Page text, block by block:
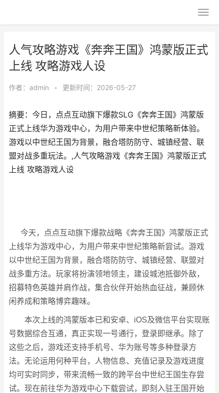
人气攻略游戏《奔奔王国》鸿蒙版正式
上线 攻略游戏人设
作者： admin • 更新时间：2026-05-27
摘要：今日，点点互动旗下爆款SLG《奔奔王国》鸿蒙版
正式上线华为游戏中心，为用户带来中世纪策略新体验。
游戏以中世纪王国为背景，融合塔防防守、城镇经营、联
盟对战多重玩法。,人气攻略游戏《奔奔王国》鸿蒙版正式
上线 攻略游戏人设
今天，点点互动旗下爆款战略《奔奔王国》鸿蒙版正式
上线华为游戏中心，为用户带来中世纪策略新尝试。游戏
以中世纪王国为背景，融合塔防防守、城镇经营、联盟对
战多重方法。玩家将扮演领地领主，建设城池抵御外敌，
招募特色英雄并肩作战，集合伙伴开始热血征战，兼顾休
闲养成和策略博弈趣味。
本次上线的鸿蒙版本已和安卓、iOS及微信平台实现账
号数据综合互通，真正实现一号通行，登录即继承。除了
这些之后，游戏还支持手机号、华为账号等多种登录方
法。无论运用何种平台，人物信息、充值记录及游戏进度
均可实时同步，带来流畅一致的跨平台中世纪王国生存尝
试。现在前往华为游戏中心下载尝试，即刻入驻王国开始